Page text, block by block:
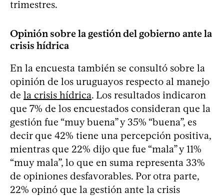
trimestres.
Opinión sobre la gestión del gobierno ante la
crisis hídrica
En la encuesta también se consultó sobre la
opinión de los uruguayos respecto al manejo
de la crisis hídrica. Los resultados indicaron
que 7% de los encuestados consideran que la
gestión fue “muy buena” y 35% “buena”, es
decir que 42% tiene una percepción positiva,
mientras que 22% dijo que fue “mala” y 11%
“muy mala”, lo que en suma representa 33%
de opiniones desfavorables. Por otra parte,
22% opinó que la gestión ante la crisis